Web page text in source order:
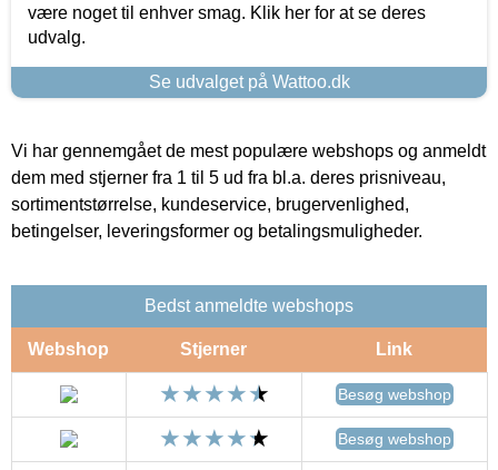
være noget til enhver smag. Klik her for at se deres
udvalg.
Se udvalget på Wattoo.dk
Vi har gennemgået de mest populære webshops og anmeldt
dem med stjerner fra 1 til 5 ud fra bl.a. deres prisniveau,
sortimentstørrelse, kundeservice, brugervenlighed,
betingelser, leveringsformer og betalingsmuligheder.
Bedst anmeldte webshops
Webshop Stjerner Link
Besøg webshop
Besøg webshop